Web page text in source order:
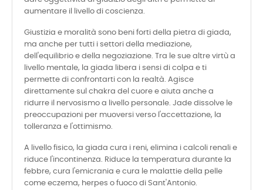
aumentare il livello di coscienza.
Giustizia e moralità sono beni forti della pietra di giada,
ma anche per tutti i settori della mediazione,
dell'equilibrio e della negoziazione. Tra le sue altre virtù a
livello mentale, la giada libera i sensi di colpa e ti
permette di confrontarti con la realtà. Agisce
direttamente sul chakra del cuore e aiuta anche a
ridurre il nervosismo a livello personale. Jade dissolve le
preoccupazioni per muoversi verso l'accettazione, la
tolleranza e l'ottimismo.
A livello fisico, la giada cura i reni, elimina i calcoli renali e
riduce l'incontinenza. Riduce la temperatura durante la
febbre, cura l'emicrania e cura le malattie della pelle
come eczema, herpes o fuoco di Sant'Antonio.